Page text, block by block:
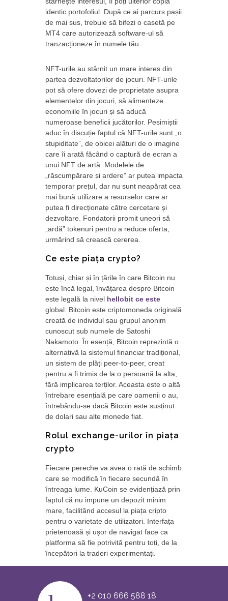
identic portofoliul. După ce ai parcurs pașii
de mai sus, trebuie să bifezi o casetă pe
MT4 care autorizează software-ul să
tranzacționeze în numele tău.
NFT-urile au stârnit un mare interes din
partea dezvoltatorilor de jocuri. NFT-urile
pot să ofere dovezi de proprietate asupra
elementelor din jocuri, să alimenteze
economiile în jocuri și să aducă
numeroase beneficii jucătorilor. Pesimiștii
aduc în discuție faptul că NFT-urile sunt „o
stupiditate”, de obicei alături de o imagine
care îi arată făcând o captură de ecran a
unui NFT de artă. Modelele de
„răscumpărare și ardere” ar putea impacta
temporar prețul, dar nu sunt neapărat cea
mai bună utilizare a resurselor care ar
putea fi direcționate către cercetare și
dezvoltare. Fondatorii promit uneori să
„ardă” tokenuri pentru a reduce oferta,
urmărind să crească cererea.
Ce este piața crypto?
Totuși, chiar și în țările în care Bitcoin nu
este încă legal, învățarea despre Bitcoin
este legală la nivel hellobit ce este
global. Bitcoin este criptomoneda originală
creată de individul sau grupul anonim
cunoscut sub numele de Satoshi
Nakamoto. În esență, Bitcoin reprezintă o
alternativă la sistemul financiar tradițional,
un sistem de plăți peer-to-peer, creat
pentru a fi trimis de la o persoană la alta,
fără implicarea terților. Aceasta este o altă
întrebare esențială pe care oamenii o au,
întrebându-se dacă Bitcoin este susținut
de dolari sau alte monede fiat.
Rolul exchange-urilor în piața
crypto
Fiecare pereche va avea o rată de schimb
care se modifică în fiecare secundă în
întreaga lume. KuCoin se evidențiază prin
faptul că nu impune un depozit minim
mare, facilitând accesul la piața cripto
pentru o varietate de utilizatori. Interfața
prietenoasă și ușor de navigat face ca
platforma să fie potrivită pentru toți, de la
începători la traderi experimentați.
+2 010 666 588 18